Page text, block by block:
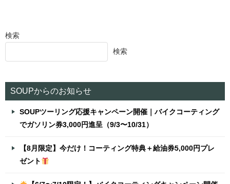
検索
検索
SOUPからのお知らせ
SOUPツーリング応援キャンペーン開催｜バイクコーティング
でガソリン券3,000円進呈（9/3〜10/31）
【8月限定】今だけ！コーティング特典＋給油券5,000円プレ
ゼント